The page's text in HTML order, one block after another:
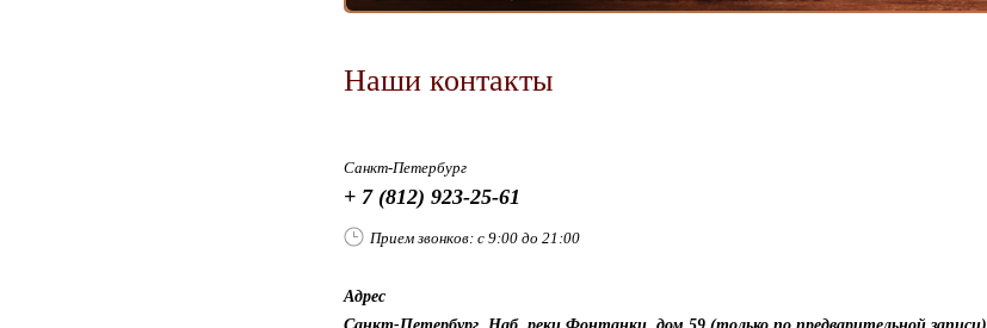
Наши контакты
Санкт-Петербург
+ 7 (812) 923-25-61
Прием звонков: с 9:00 до 21:00
Адрес